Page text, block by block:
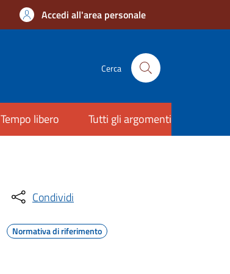
Accedi all'area personale
Cerca
Tempo libero Tutti gli argomenti
Condividi
Normativa di riferimento